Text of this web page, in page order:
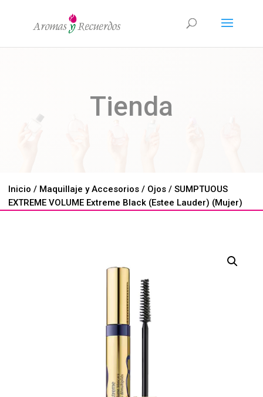
Tienda
Inicio / Maquillaje y Accesorios / Ojos / SUMPTUOUS
EXTREME VOLUME Extreme Black (Estee Lauder) (Mujer)